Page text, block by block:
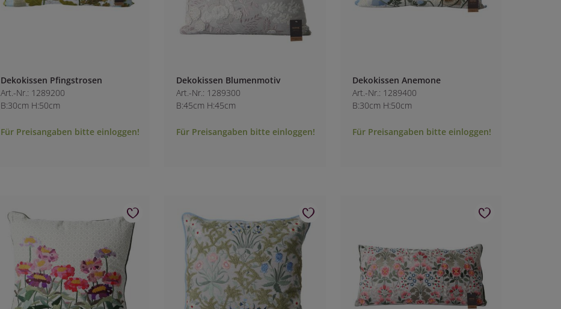
Dekokissen Pfingstrosen
Art.-Nr.: 1289200
B:30cm H:50cm
Für Preisangaben bitte einloggen!
Dekokissen Blumenmotiv
Art.-Nr.: 1289300
B:45cm H:45cm
Für Preisangaben bitte einloggen!
Dekokissen Anemone
Art.-Nr.: 1289400
B:30cm H:50cm
Für Preisangaben bitte einloggen!